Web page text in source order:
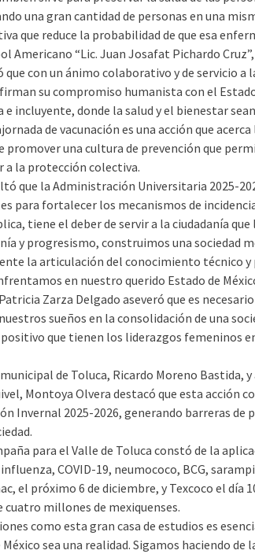
una gran cantidad de personas en una
que reduce la probabilidad de que esa
Americano “Lic. Juan Josafat Pichardo
con un ánimo colaborativo y de servicio a
su compromiso humanista con el
e incluyente, donde la salud y el bienestar
de vacunación es una acción que
promover una cultura de prevención que
la protección colectiva.
que la Administración Universitaria 2025-
para fortalecer los mecanismos de
tiene el deber de servir a la ciudadanía que
y progresismo, construimos una sociedad
la articulación del conocimiento técnico
en nuestro querido Estado de
Zarza Delgado aseveró que es
sueños en la consolidación de una
que tienen los liderazgos femeninos
de Toluca, Ricardo Moreno Bastida,
Montoya Olvera destacó que esta acción
Invernal 2025-2026, generando barreras
para el Valle de Toluca constó de la
COVID-19, neumococo, BCG,
el próximo 6 de diciembre, y Texcoco el día
cuatro millones de mexiquenses.
como esta gran casa de estudios es
sea una realidad. Sigamos haciendo de